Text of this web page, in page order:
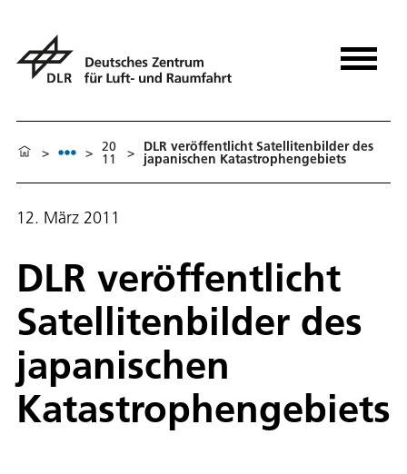
> > 20
11 > DLR veröffentlicht Satellitenbilder des
japanischen Katastrophengebiets
12. März 2011
DLR veröffentlicht
Satellitenbilder des
japanischen
Katastrophengebiets